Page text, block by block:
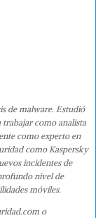
de malware. Estudió
trabajar como analista
como experto en
como Kaspersky
incidentes de
nivel de
móviles.
o